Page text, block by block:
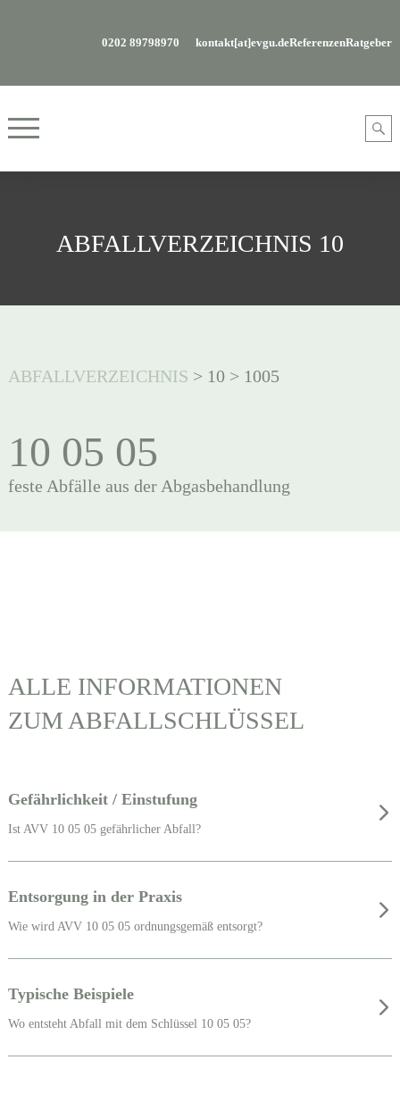
0202 89798970 kontakt[at]evgu.deReferenzenRatgeber
ABFALLVERZEICHNIS 10
ABFALLVERZEICHNIS > 10> 1005
10 05 05
feste Abfälle aus der Abgasbehandlung
ALLE INFORMATIONEN
ZUM ABFALLSCHLÜSSEL
Gefährlichkeit / Einstufung
Ist AVV 10 05 05 gefährlicher Abfall?
Entsorgung in der Praxis
Wie wird AVV 10 05 05 ordnungsgemäß entsorgt?
Typische Beispiele
Wo entsteht Abfall mit dem Schlüssel 10 05 05?